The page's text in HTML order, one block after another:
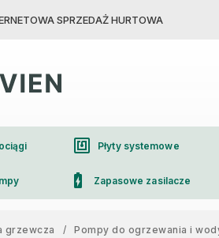
SPRZEDAŻ HURTOWA
nfc Płyty systemowe
battery_charging_full Zapasowe zasilacze
grzewcza
/ Pompy do ogrzewania i